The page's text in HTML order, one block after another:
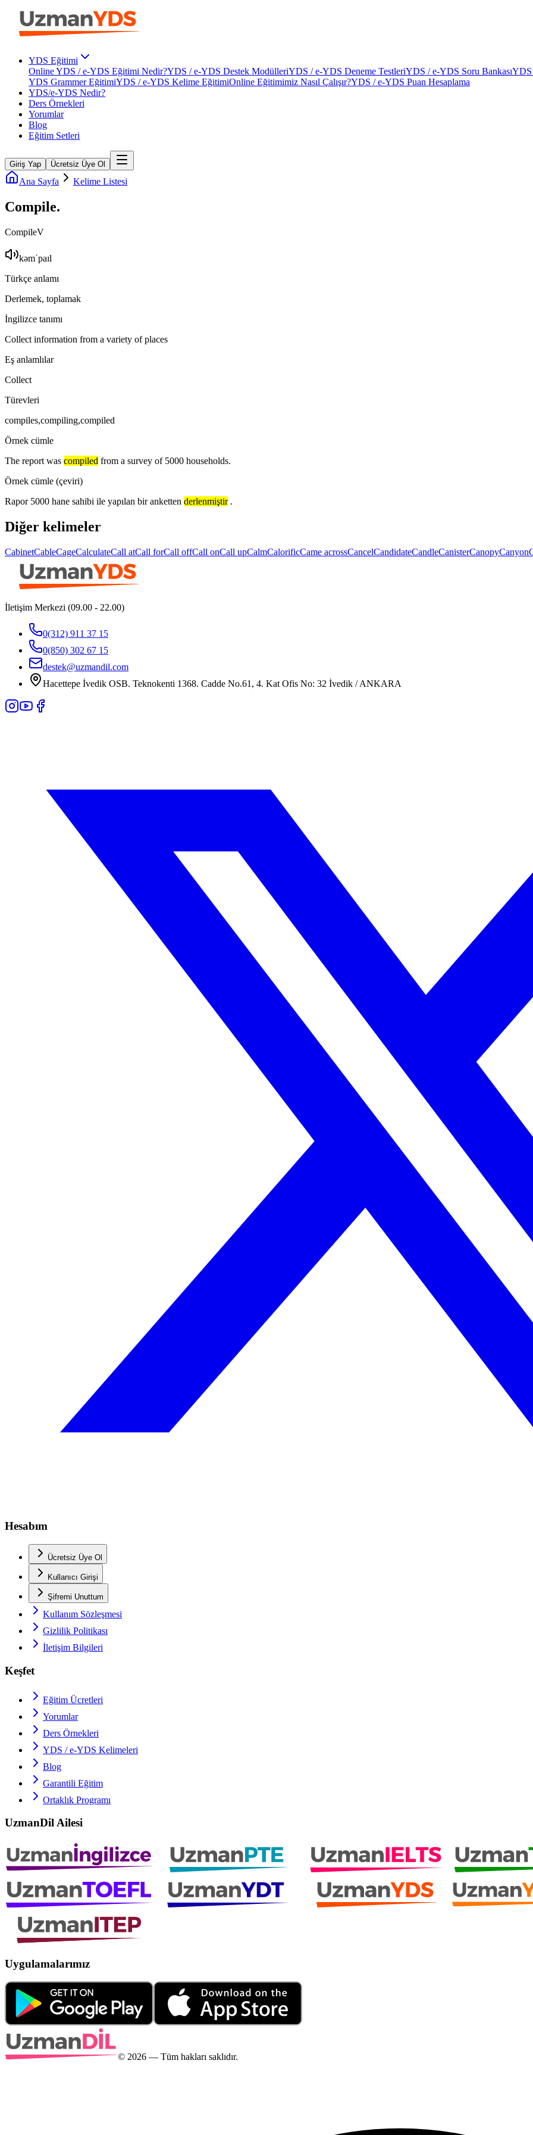
YDS Eğitimi
Online YDS / e-YDS Eğitimi Nedir?YDS / e-YDS Destek ModülleriYDS / e-YDS Deneme TestleriYDS / e-YDS Soru BankasıYDS
YDS Grammer EğitimiYDS / e-YDS Kelime EğitimiOnline Eğitimimiz Nasıl Çalışır?YDS / e-YDS Puan Hesaplama
YDS/e-YDS Nedir?
Ders Örnekleri
Yorumlar
Blog
Eğitim Setleri
Giriş Yap Ücretsiz Üye Ol
Ana Sayfa Kelime Listesi
Compile.
CompileV
kəmˈpaɪl
Türkçe anlamı
Derlemek, toplamak
İngilizce tanımı
Collect information from a variety of places
Eş anlamlılar
Collect
Türevleri
compiles,compiling,compiled
Örnek cümle
The report was compiled from a survey of 5000 households.
Örnek cümle (çeviri)
Rapor 5000 hane sahibi ile yapılan bir anketten derlenmiştir .
Diğer kelimeler
CabinetCableCageCalculateCall atCall forCall offCall onCall upCalmCalorificCame acrossCancelCandidateCandleCanisterCanopyCanyon
İletişim Merkezi (09.00 - 22.00)
0(312) 911 37 15
0(850) 302 67 15
destek@uzmandil.com
Hacettepe İvedik OSB. Teknokenti 1368. Cadde No.61, 4. Kat Ofis No: 32 İvedik / ANKARA
Hesabım
Ücretsiz Üye Ol
Kullanıcı Girişi
Şifremi Unuttum
Kullanım Sözleşmesi
Gizlilik Politikası
İletişim Bilgileri
Keşfet
Eğitim Ücretleri
Yorumlar
Ders Örnekleri
YDS / e-YDS Kelimeleri
Blog
Garantili Eğitim
Ortaklık Programı
UzmanDil Ailesi
Uygulamalarımız
© 2026 — Tüm hakları saklıdır.